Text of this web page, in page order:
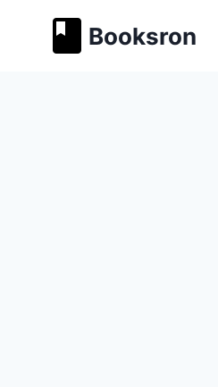
содержимому
Booksron